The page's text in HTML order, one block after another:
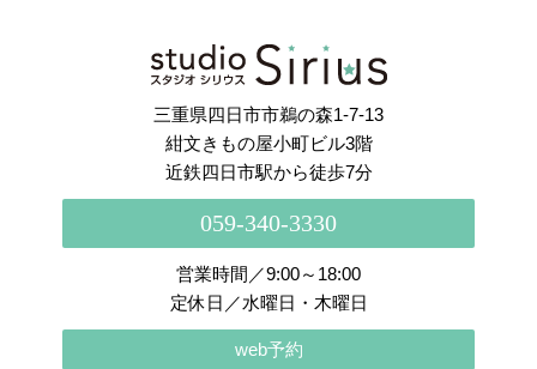
Instagram でフォロー
三重県四日市市鵜の森1-7-13
紺文きもの屋小町ビル3階
近鉄四日市駅から徒歩7分
059-340-3330
営業時間／9:00～18:00
定休日／水曜日・木曜日
web予約